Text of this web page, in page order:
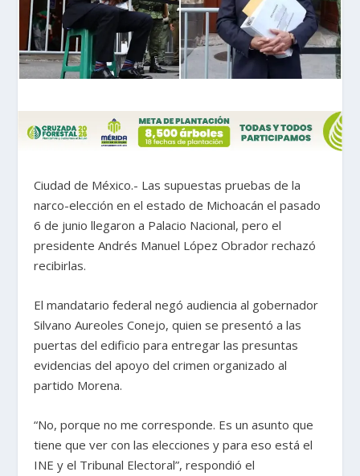
Ciudad de México.- Las supuestas pruebas de la
narco-elección en el estado de Michoacán el pasado
6 de junio llegaron a Palacio Nacional, pero el
presidente Andrés Manuel López Obrador rechazó
recibirlas.
El mandatario federal negó audiencia al gobernador
Silvano Aureoles Conejo, quien se presentó a las
puertas del edificio para entregar las presuntas
evidencias del apoyo del crimen organizado al
partido Morena.
“No, porque no me corresponde. Es un asunto que
tiene que ver con las elecciones y para eso está el
INE y el Tribunal Electoral”, respondió el